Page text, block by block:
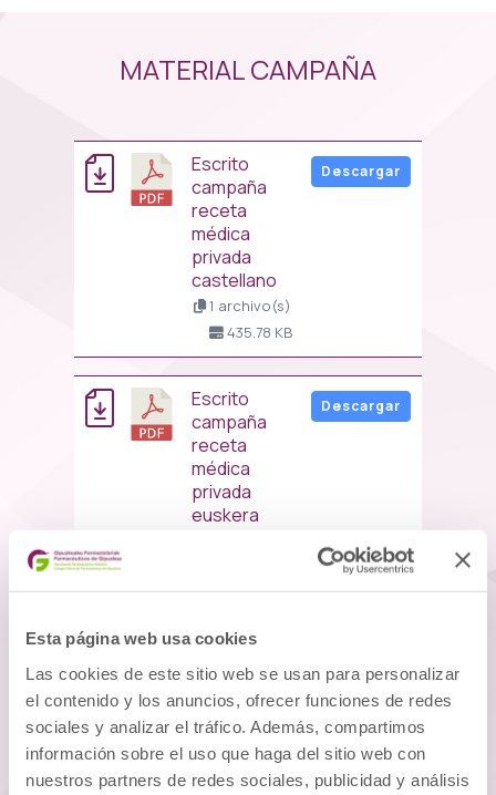
Esta página web usa cookies
Las cookies de este sitio web se usan para personalizar
el contenido y los anuncios, ofrecer funciones de redes
sociales y analizar el tráfico. Además, compartimos
información sobre el uso que haga del sitio web con
nuestros partners de redes sociales, publicidad y análisis
MATERIAL CAMPAÑA
escrito
campaña
receta
médica
privada
castellano
1 archivo(s)
435.78 KB
Descargar
escrito
campaña
receta
médica
privada
euskera
Descargar
algoritmo
168.48 KB